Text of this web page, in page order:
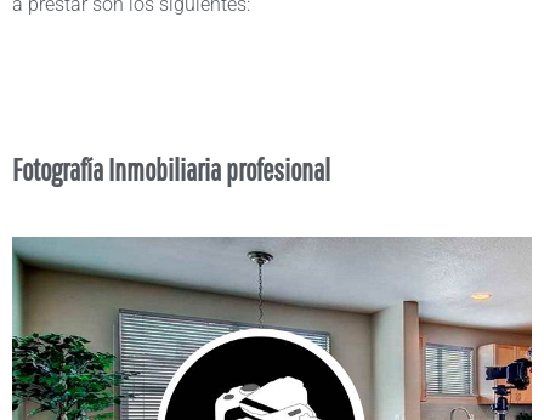
Fotografía Inmobiliaria profesional